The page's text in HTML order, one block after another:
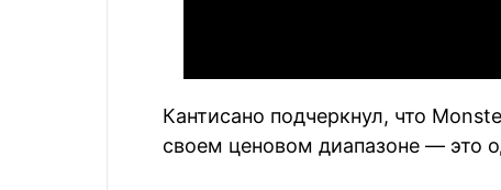
Кантисано подчеркнул, что
своем ценовом диапазоне — это